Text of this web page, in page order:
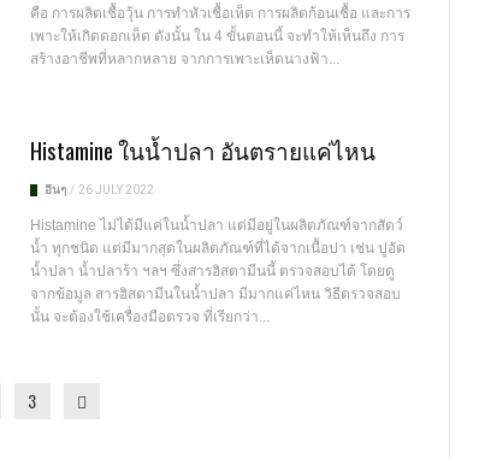
คือ การผลิตเชื้อวุ้น การทำหัวเชื้อเห็ด การผลิตก้อนเชื้อ และการ
เพาะให้เกิดดอกเห็ด ดังนั้น ใน 4 ขั้นตอนนี้ จะทำให้เห็นถึง การ
สร้างอาชีพที่หลากหลาย จากการเพาะเห็ดนางฟ้า...
Histamine ในน้ำปลา อันตรายแค่ไหน
อื่นๆ / 26 JULY 2022
Histamine ไม่ได้มีแค่ในน้ำปลา แต่มีอยู่ในผลิตภัณฑ์จากสัตว์
น้ำ ทุกชนิด แต่มีมากสุดในผลิตภัณฑ์ที่ได้จากเนื้อปา เช่น ปูอัด
น้ำปลา น้ำปลาร้า ฯลฯ ซึ่งสารฮิสตามีนนี้ ตรวจสอบได้ โดยดู
จากข้อมูล สารฮิสตามีนในน้ำปลา มีมากแค่ไหน วิธีตรวจสอบ
นั้น จะต้องใช้เครื่องมือตรวจ ที่เรียกว่า...
3